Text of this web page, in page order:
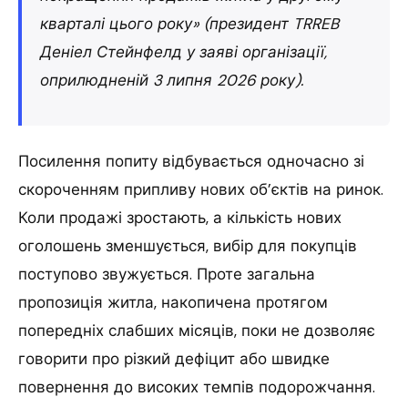
кварталі цього року» (президент TRREB
Деніел Стейнфелд у заяві організації,
оприлюдненій 3 липня 2026 року).
Посилення попиту відбувається одночасно зі
скороченням припливу нових об’єктів на ринок.
Коли продажі зростають, а кількість нових
оголошень зменшується, вибір для покупців
поступово звужується. Проте загальна
пропозиція житла, накопичена протягом
попередніх слабших місяців, поки не дозволяє
говорити про різкий дефіцит або швидке
повернення до високих темпів подорожчання.